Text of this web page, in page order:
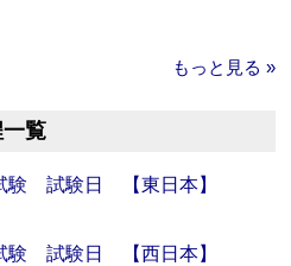
もっと見る »
覧
験 試験日 【東日本】
験 試験日 【西日本】